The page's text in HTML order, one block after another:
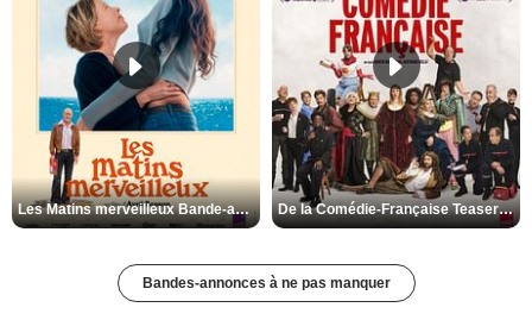
Tarn-et-Garonne
Territoire de Belfort
Val-d'Oise
Val-de-Marne
Var
Vaucluse
Vendée
Vienne
Les Matins merveilleux Bande-annonce VF De la Comédie-Française Teaser VF
Bandes-annonces à ne pas manquer